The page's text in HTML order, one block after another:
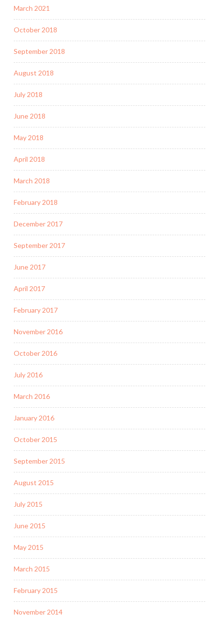
March 2021
October 2018
September 2018
August 2018
July 2018
June 2018
May 2018
April 2018
March 2018
February 2018
December 2017
September 2017
June 2017
April 2017
February 2017
November 2016
October 2016
July 2016
March 2016
January 2016
October 2015
September 2015
August 2015
July 2015
June 2015
May 2015
March 2015
February 2015
November 2014